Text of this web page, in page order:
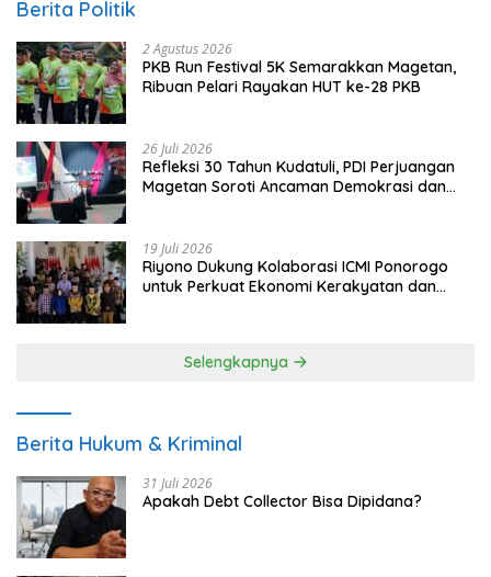
Berita Politik
2 Agustus 2026
PKB Run Festival 5K Semarakkan Magetan,
Ribuan Pelari Rayakan HUT ke-28 PKB
26 Juli 2026
Refleksi 30 Tahun Kudatuli, PDI Perjuangan
Magetan Soroti Ancaman Demokrasi dan
19 Juli 2026
Riyono Dukung Kolaborasi ICMI Ponorogo
untuk Perkuat Ekonomi Kerakyatan dan
Selengkapnya
Berita Hukum & Kriminal
31 Juli 2026
Apakah Debt Collector Bisa Dipidana?